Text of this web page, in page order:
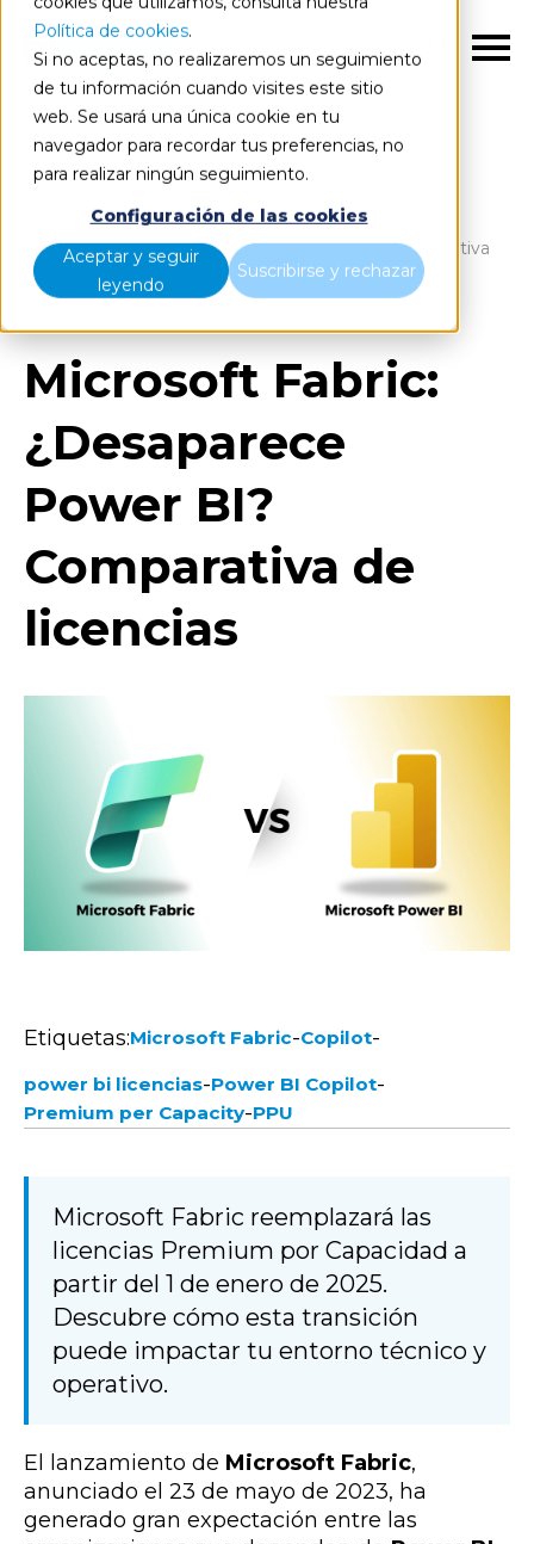
Política de cookies.
Si no aceptas, no realizaremos un seguimiento
de tu información cuando visites este sitio
web. Se usará una única cookie en tu
navegador para recordar tus preferencias, no
para realizar ningún seguimiento.
Configuración de las cookies
Aceptar y seguir
leyendo
Suscribirse y rechazar
ES
Microsoft Fabric: ¿Desaparece Power BI? Comparativa
de licencias
Microsoft Fabric:
¿Desaparece
Power BI?
Comparativa de
licencias
Etiquetas:Microsoft Fabric-Copilot-
power bi licencias-Power BI Copilot-
Premium per Capacity-PPU
Microsoft Fabric reemplazará las
licencias Premium por Capacidad a
partir del 1 de enero de 2025.
Descubre cómo esta transición
puede impactar tu entorno técnico y
operativo.
El lanzamiento de Microsoft Fabric,
anunciado el 23 de mayo de 2023, ha
generado gran expectación entre las